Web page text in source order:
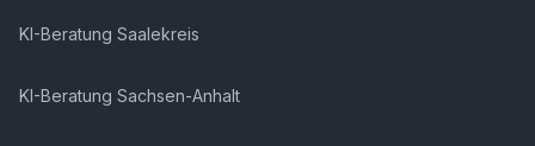
KI-Beratung Saalekreis
KI-Beratung Sachsen-Anhalt